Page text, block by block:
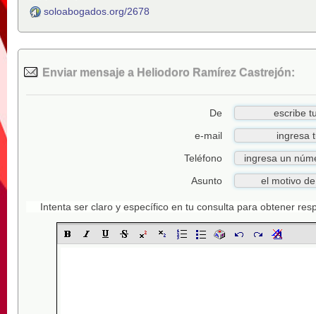
soloabogados.org/2678
Enviar mensaje a Heliodoro Ramírez Castrejón:
De
e-mail
Teléfono
Asunto
Intenta ser claro y específico en tu consulta para obtener